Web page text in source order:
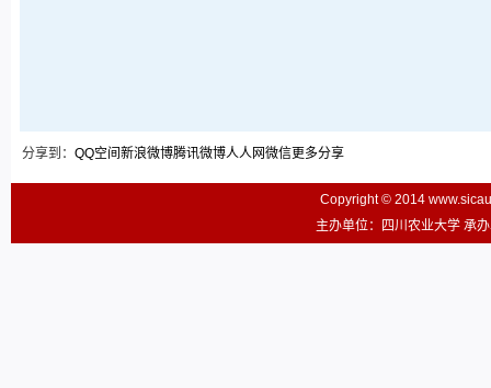
分享到： QQ空间 新浪微博腾讯微博人人网微信更多分享
Copyright © 2014
主办单位：四川农业大学 承